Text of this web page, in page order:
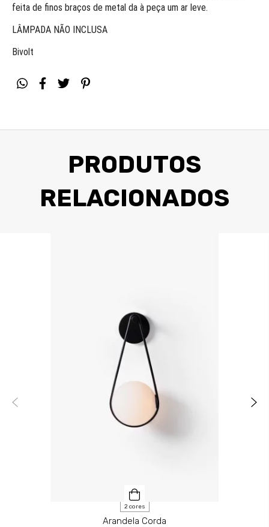
feita de finos braços de metal da à peça um ar leve.
LÂMPADA NÃO INCLUSA
Bivolt
PRODUTOS
RELACIONADOS
2 cores
Arandela Corda